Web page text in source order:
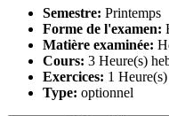
Semestre: Printemps
Forme de l'examen:
Matière examinée:
Cours: 3 Heure(s)
Exercices: 1
Type: optionnel